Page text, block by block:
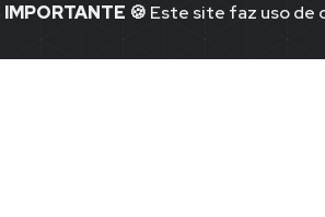
Jornal Ponto -
IMPORTANTE 🍪 Este site faz uso